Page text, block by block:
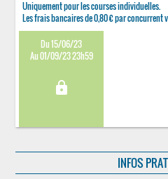
Uniquement pour les courses individuelles.
Les frais bancaires de 0,80 € par
Du 15/06/23
Au 01/09/23 23h59
lock
INFOS